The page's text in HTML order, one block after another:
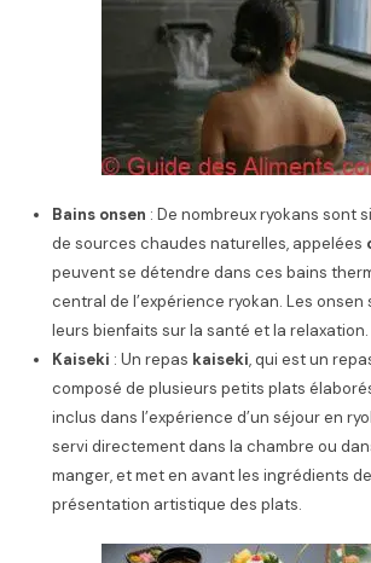
Bains onsen : De nombreux ryokans sont
de sources chaudes naturelles, appelées
peuvent se détendre dans ces bains
central de l’expérience ryokan. Les
leurs bienfaits sur la santé et la relaxation.
Kaiseki : Un repas kaiseki, qui est un
composé de plusieurs petits plats
inclus dans l’expérience d’un séjour en
servi directement dans la chambre ou
manger, et met en avant les ingrédients
présentation artistique des plats.